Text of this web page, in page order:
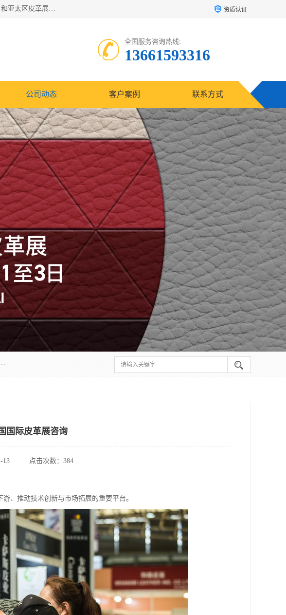
中国国际皮革展（ACLE）是中国规模最大、最权威的国际皮革盛会，自创办以来一直由中国皮革协会（CLIA）和亚太区皮革展有限公司（APLF）共同举办 资质认证
全国服务咨询热线:
13661593316
公司动态 客户案例 联系方式
国际皮革盛会，自创办以来一直由中国皮革协会（CLIA）和亚太区皮革展有限公司（APLF）共同举办
国际皮革展咨询
13 点击次数：384
、推动技术创新与市场拓展的重要平台。